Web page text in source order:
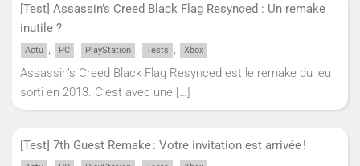
[Test] Assassin’s Creed Black Flag Resynced : Un remake
inutile ?
Actu , PC , PlayStation , Tests , Xbox
Assassin’s Creed Black Flag Resynced est le remake du jeu
sorti en 2013. C’est avec une […]
[Test] 7th Guest Remake : Votre invitation est arrivée !